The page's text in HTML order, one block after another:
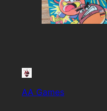
AA Games